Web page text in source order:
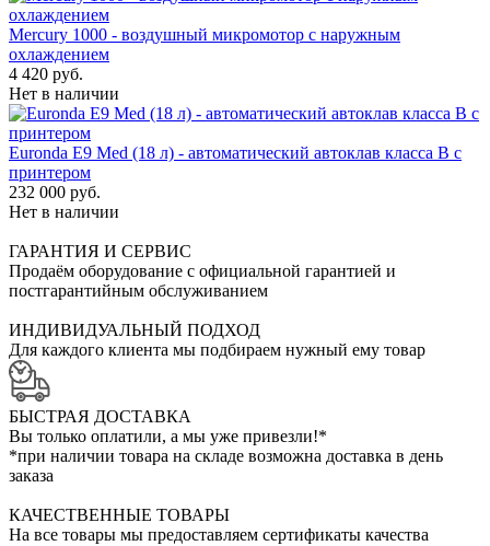
Mercury 1000 - воздушный микромотор с наружным
охлаждением
4 420 руб.
Нет в наличии
Euronda E9 Med (18 л) - автоматический автоклав класса B с
принтером
232 000 руб.
Нет в наличии
ГАРАНТИЯ И СЕРВИС
Продаём оборудование с официальной гарантией и
постгарантийным обслуживанием
ИНДИВИДУАЛЬНЫЙ ПОДХОД
Для каждого клиента мы подбираем нужный ему товар
БЫСТРАЯ ДОСТАВКА
Вы только оплатили, а мы уже привезли!*
*при наличии товара на складе возможна доставка в день
заказа
КАЧЕСТВЕННЫЕ ТОВАРЫ
На все товары мы предоставляем сертификаты качества